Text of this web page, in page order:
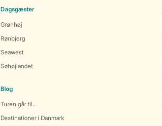
Dagsgæster
Grønhøj
Rønbjerg
Seawest
Søhøjlandet
Blog
Turen går til...
Destinationer i Danmark